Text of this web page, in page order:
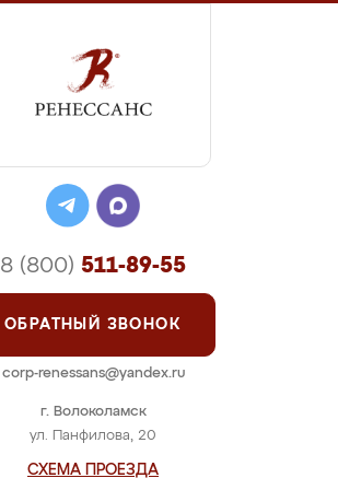
г. Волоколамск
ул. Панфилова, 20
СХЕМА ПРОЕЗДА
8 (800) 511-89-55
ОБРАТНЫЙ ЗВОНОК
corp-renessans@yandex.ru